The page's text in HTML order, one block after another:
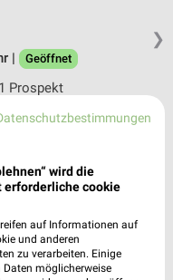
❯
|
Geöffnet
Prospekt
Prospekt
wird die
erforderliche cookie
auf Informationen auf
und anderen
zu verarbeiten. Einige
Daten möglicherweise